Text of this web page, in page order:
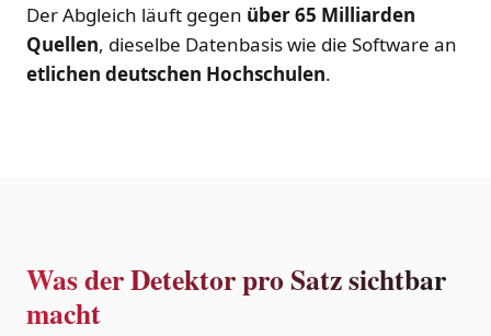
Der Abgleich läuft gegen über 65 Milliarden
Quellen, dieselbe Datenbasis wie die Software an
etlichen deutschen Hochschulen.
Was der Detektor pro Satz sichtbar
macht